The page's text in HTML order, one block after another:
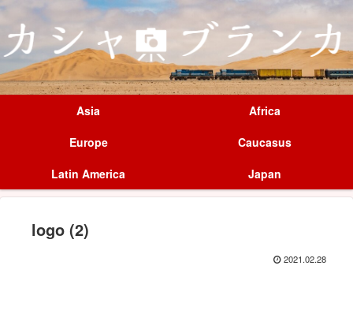
Asia
Africa
Europe
Caucasus
Latin America
Japan
logo (2)
2021.02.28